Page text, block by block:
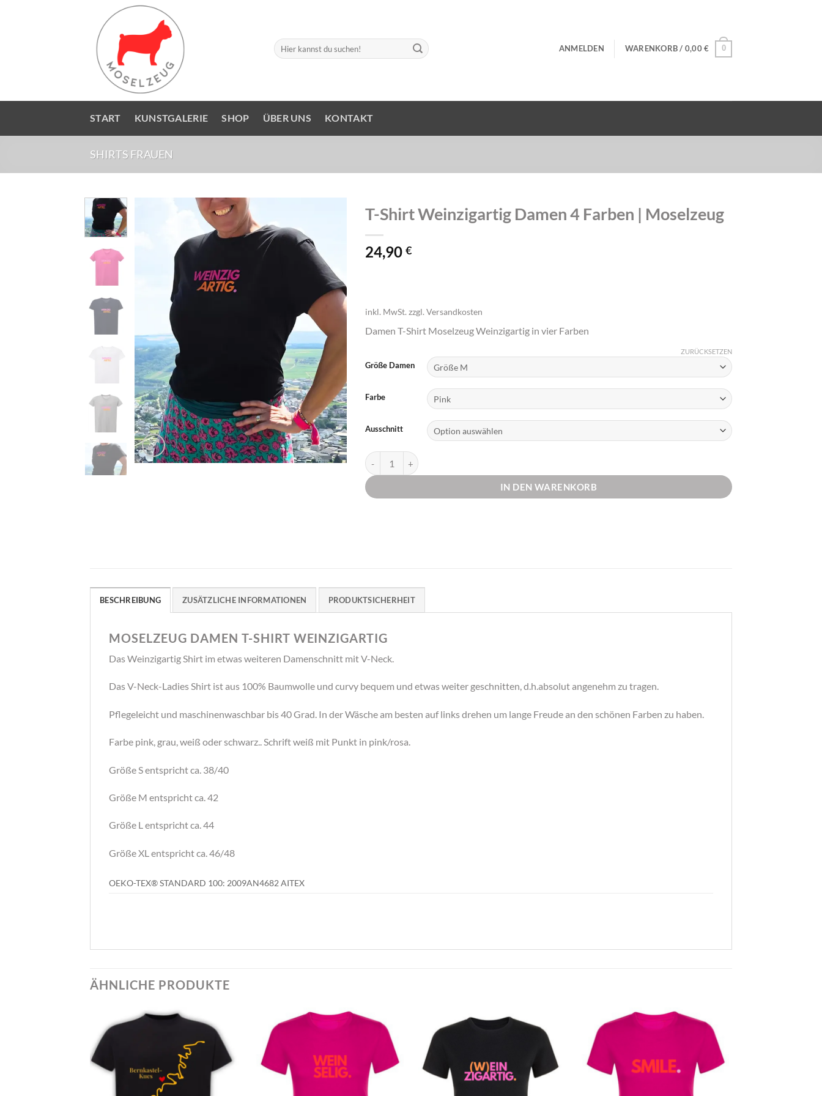
Suchen
nach:
ANMELDEN WARENKORB / 0,00€ 0
START KUNSTGALERIE SHOP ÜBER UNS KONTAKT
SHIRTS FRAUEN
T-Shirt Weinzigartig Damen 4 Farben | Moselzeug
24,90 €
inkl. MwSt. zzgl. Versandkosten
Damen T-Shirt Moselzeug Weinzigartig in vier Farben
Größe Damen
Farbe
Ausschnitt
ZURÜCKSETZEN
T-Shirt Weinzigartig Damen 4 Farben | Moselzeug Menge
IN DEN WARENKORB
BESCHREIBUNG ZUSÄTZLICHE INFORMATIONEN PRODUKTSICHERHEIT
MOSELZEUG DAMEN T-SHIRT WEINZIGARTIG
Das Weinzigartig Shirt im etwas weiteren Damenschnitt mit V-Neck.
Das V-Neck-Ladies Shirt ist aus 100% Baumwolle und curvy bequem und etwas weiter geschnitten, d.h.absolut angenehm zu tragen.
Pflegeleicht und maschinenwaschbar bis 40 Grad. In der Wäsche am besten auf links drehen um lange Freude an den schönen Farben zu haben.
Farbe pink, grau, weiß oder schwarz.. Schrift weiß mit Punkt in pink/rosa.
Größe S entspricht ca. 38/40
Größe M entspricht ca. 42
Größe L entspricht ca. 44
Größe XL entspricht ca. 46/48
OEKO-TEX® STANDARD 100: 2009AN4682 AITEX
ÄHNLICHE PRODUKTE